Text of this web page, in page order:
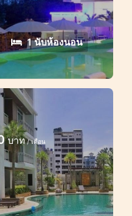
1 นับห้องนอน
ยในหาดป่าตอง
บาท/ เดือน